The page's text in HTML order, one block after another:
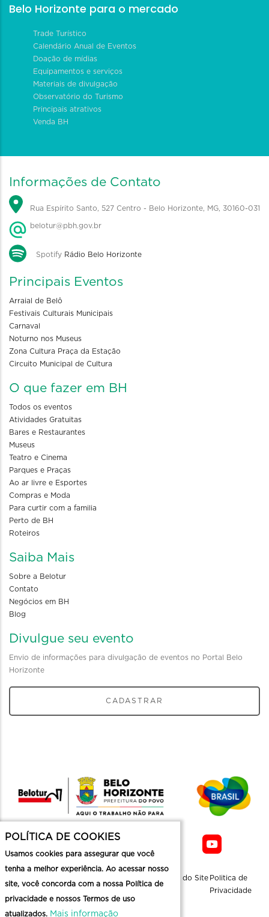
Belo Horizonte para o mercado
Trade Turístico
Calendário Anual de Eventos
Doação de mídias
Equipamentos e serviços
Materiais de divulgação
Observatório do Turismo
Principais atrativos
Venda BH
Informações de Contato
Rua Espírito Santo, 527 Centro - Belo Horizonte, MG, 30160-031
belotur@pbh.gov.br
Spotify Rádio Belo Horizonte
Principais Eventos
Arraial de Belô
Festivais Culturais Municipais
Carnaval
Noturno nos Museus
Zona Cultura Praça da Estação
Circuito Municipal de Cultura
O que fazer em BH
Todos os eventos
Atividades Gratuitas
Bares e Restaurantes
Museus
Teatro e Cinema
Parques e Praças
Ao ar livre e Esportes
Compras e Moda
Para curtir com a familia
Perto de BH
Roteiros
Saiba Mais
Sobre a Belotur
Contato
Negócios em BH
Blog
Divulgue seu evento
Envio de informações para divulgação de eventos no Portal Belo
Horizonte
CADASTRAR
Mapa do Site Politica de
Privacidade
POLÍTICA DE COOKIES
Usamos cookies para assegurar que você
tenha a melhor experiência. Ao acessar nosso
site, você concorda com a nossa Política de
privacidade e nossos Termos de uso
atualizados. Mais informação